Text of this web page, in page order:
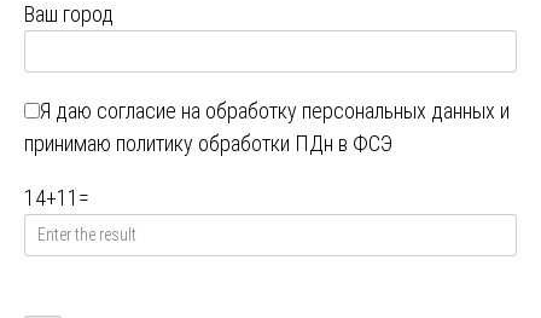
Ваш город
Я даю согласие на обработку персональных данных и
принимаю политику обработки ПДн в ФСЭ
14+11 =